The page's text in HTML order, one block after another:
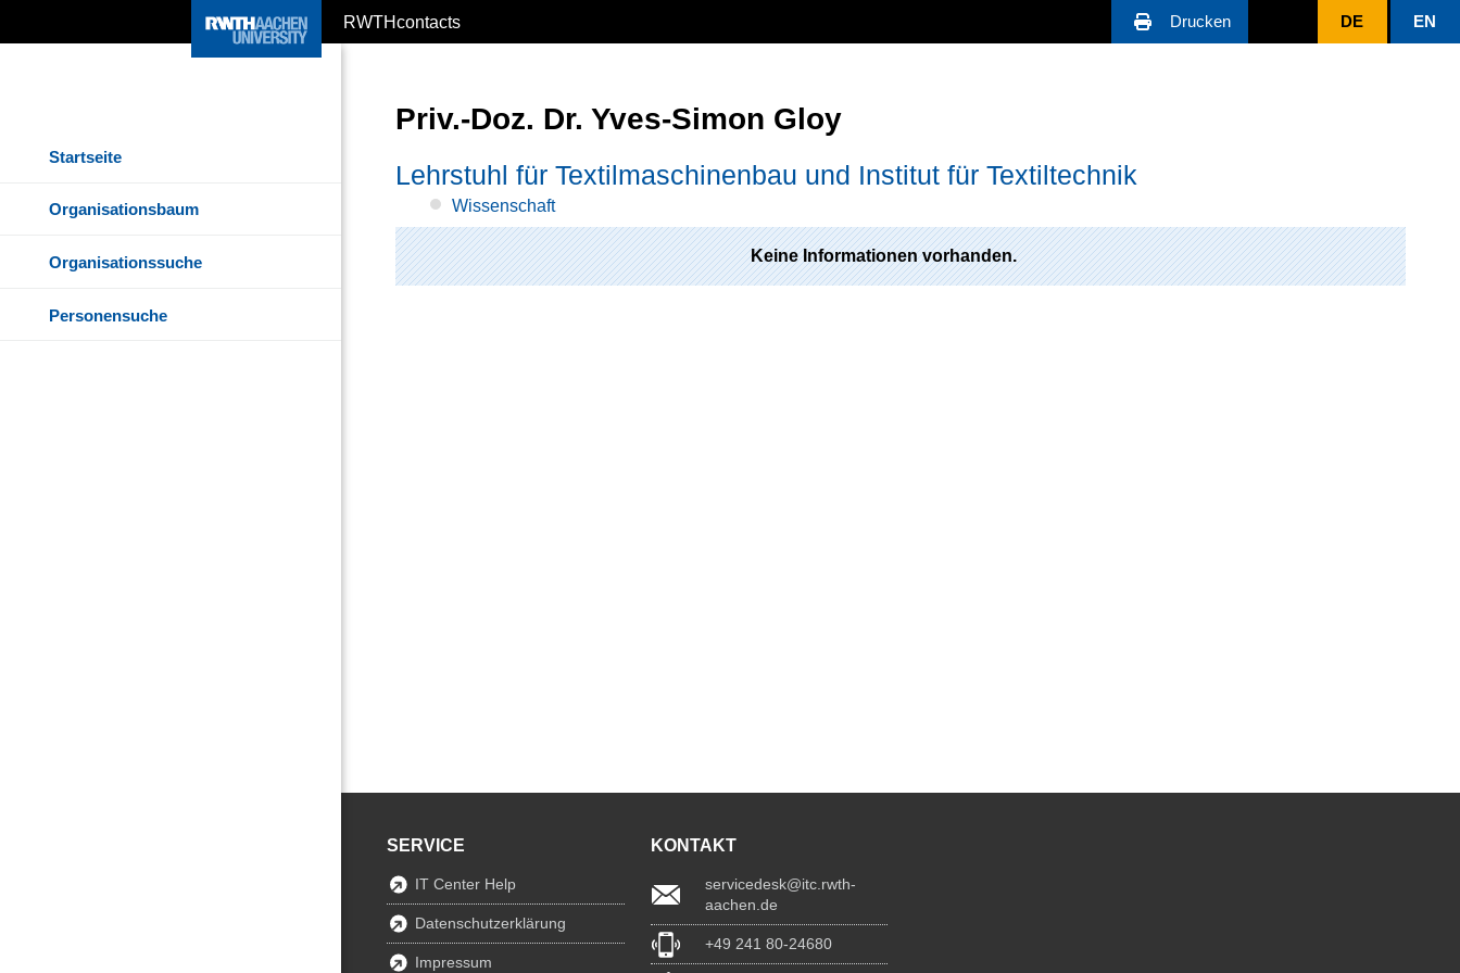
RWTHcontacts Drucken DE EN
Startseite
Organisationsbaum
Organisationssuche
Personensuche
Priv.-Doz. Dr. Yves-Simon Gloy
Lehrstuhl für Textilmaschinenbau und Institut für Textiltechnik
Wissenschaft
Keine Informationen vorhanden.
SERVICE
IT Center Help
Datenschutzerklärung
Impressum
KONTAKT
servicedesk@itc.rwth-
aachen.de
+49 241 80-24680